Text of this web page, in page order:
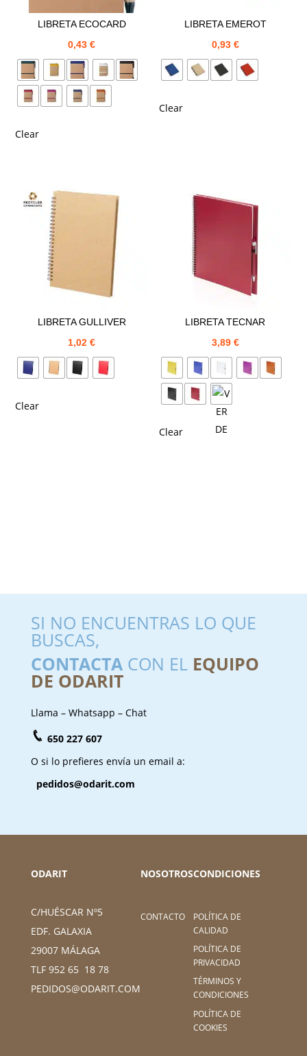
LIBRETA ECOCARD
0,43€
Clear
LIBRETA EMEROT
0,93 €
Clear
LIBRETA GULLIVER
1,02€
Clear
LIBRETA TECNAR
3,89 €
Clear
SI NO ENCUENTRAS LO QUE
BUSCAS,
CONTACTACON EL EQUIPO
DE ODARIT
Llama – Whatsapp – Chat
650 227 607
O si lo prefieres envía un email a:
pedidos@odarit.com
ODARIT
C/HUÉSCAR Nº5
EDF. GALAXIA
29007 MÁLAGA
TLF 952 65 18 78
PEDIDOS@ODARIT.COM
NOSOTROS
CONTACTO
CONDICIONES
POLÍTICA DE
CALIDAD
POLÍTICA DE
PRIVACIDAD
TÉRMINOS Y
CONDICIONES
POLÍTICA DE
COOKIES